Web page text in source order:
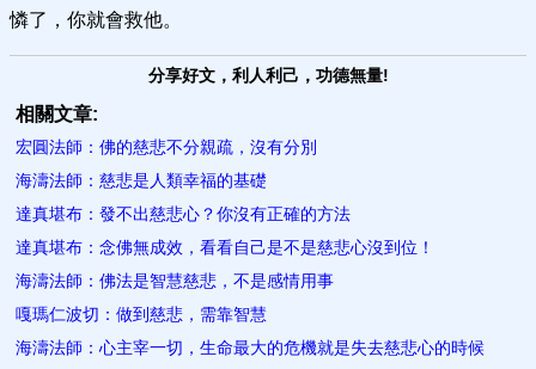
憐了，你就會救他。
分享好文，利人利己，功德無量!
相關文章:
宏圓法師：佛的慈悲不分親疏，沒有分別
海濤法師：慈悲是人類幸福的基礎
達真堪布：發不出慈悲心？你沒有正確的方法
達真堪布：念佛無成效，看看自己是不是慈悲心沒到位！
海濤法師：佛法是智慧慈悲，不是感情用事
嘎瑪仁波切：做到慈悲，需靠智慧
海濤法師：心主宰一切，生命最大的危機就是失去慈悲心的時候